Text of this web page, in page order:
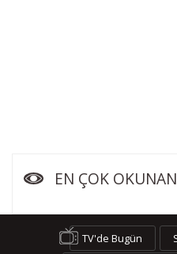
EN ÇOK
TV'de Bugün